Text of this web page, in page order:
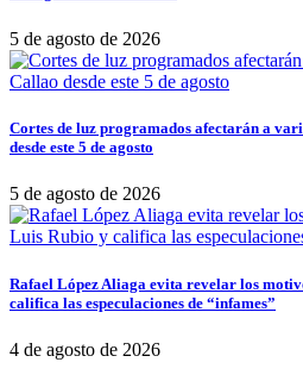
5 de agosto de 2026
Cortes de luz programados afectarán a
desde este 5 de agosto
5 de agosto de 2026
Rafael López Aliaga evita revelar los
califica las especulaciones de “infames”
4 de agosto de 2026